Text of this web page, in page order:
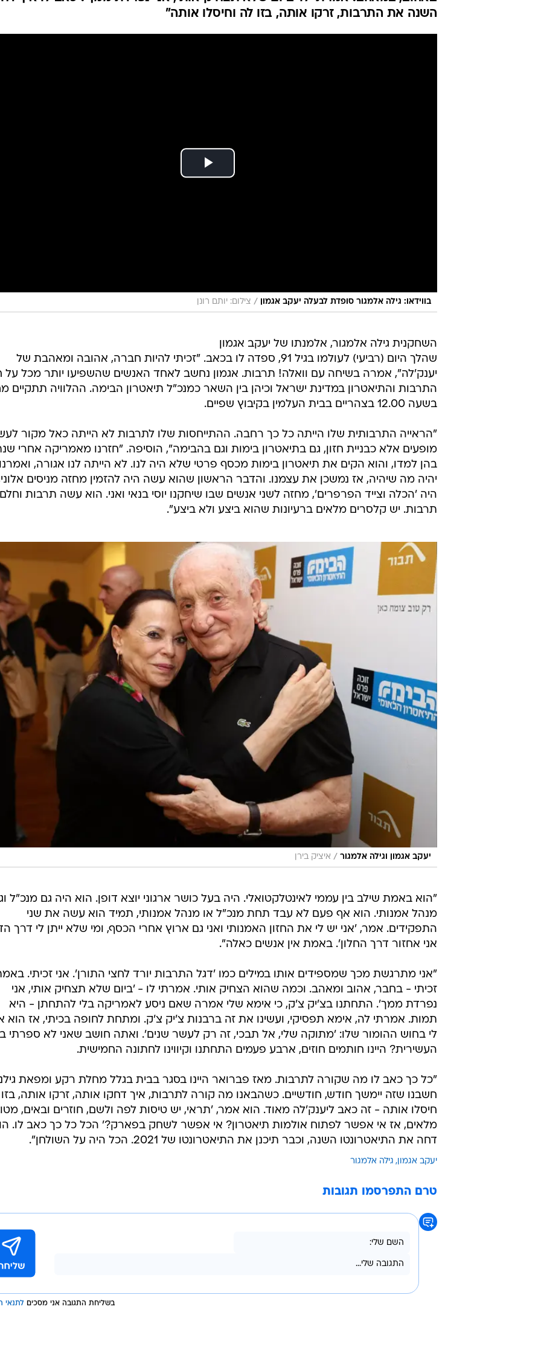
השנה את התרבות, זרקו אותה, בזו לה וחיסלו אותה"
בווידאו: גילה אלמגור סופדת לבעלה יעקב אגמון / צילום: יותם רונן
השחקנית גילה אלמגור, אלמנתו של יעקב אגמון
שהלך היום (רביעי) לעולמו בגיל 91, ספדה לו בכאב. "זכיתי להיות חברה, אהובה ומאהבת של
יענק'לה", אמרה בשיחה עם וואלה! תרבות. אגמון נחשב לאחד האנשים שהשפיעו יותר מכל על
התרבות והתיאטרון במדינת ישראל וכיהן בין השאר כמנכ"ל תיאטרון הבימה. ההלוויה תתקיים
בשעה 12.00 בצהריים בבית העלמין בקיבוץ שפיים.
"הראייה התרבותית שלו הייתה כל כך רחבה. ההתייחסות שלו לתרבות לא הייתה כאל מקור
מופעים אלא כבניית חזון, גם בתיאטרון בימות וגם בהבימה", הוסיפה. "חזרנו מאמריקה אחרי
בהן למדו, והוא הקים את תיאטרון בימות מכסף פרטי שלא היה לנו. לא הייתה לנו אגורה,
יהיה מה שיהיה, אז נמשכן את עצמנו. והדבר הראשון שהוא עשה היה להזמין מחזה מניסים
היה 'הכלה וצייד הפרפרים', מחזה לשני אנשים שבו שיחקנו יוסי בנאי ואני. הוא עשה תרבות וחלם
תרבות. יש קלסרים מלאים ברעיונות שהוא ביצע ולא ביצע".
יעקב אגמון וגילה אלמגור / איציק בירן
"הוא באמת שילב בין עממי לאינטלקטואלי. היה בעל כושר ארגוני יוצא דופן. הוא היה גם מנכ"ל
מנהל אמנותי. הוא אף פעם לא עבד תחת מנכ"ל או מנהל אמנותי, תמיד הוא עשה את שני
התפקידים. אמר, 'אני יש לי את החזון האמנותי ואני גם ארוץ אחרי הכסף, ומי שלא ייתן לי דרך
אני אחזור דרך החלון'. באמת אין אנשים כאלה".
"אני מתרגשת מכך שמספידים אותו במילים כמו 'דגל התרבות יורד לחצי התורן'. אני זכיתי.
זכיתי - בחבר, אהוב ומאהב. וכמה שהוא הצחיק אותי. אמרתי לו - 'ביום שלא תצחיק אותי, אני
נפרדת ממך'. התחתנו בצ'יק צ'ק, כי אימא שלי אמרה שאם ניסע לאמריקה בלי להתחתן - היא
תמות. אמרתי לה, אימא תפסיקי, ועשינו את זה ברבנות צ'יק צ'ק. ומתחת לחופה בכיתי, אז הוא
לי בחוש ההומור שלו: 'מתוקה שלי, אל תבכי, זה רק לעשר שנים'. ואתה חושב שאני לא ספרתי
העשירית? היינו חותמים חוזים, ארבע פעמים התחתנו וקיווינו לחתונה החמישית.
"כל כך כאב לו מה שקורה לתרבות. מאז פברואר היינו בסגר בבית בגלל מחלת רקע ומפאת
חשבנו שזה יימשך חודש, חודשיים. כשהבאנו מה קורה לתרבות, איך דחקו אותה, זרקו אותה,
חיסלו אותה - זה כאב ליענק'לה מאוד. הוא אמר, 'תראי, יש טיסות לפה ולשם, חוזרים ובאים,
מלאים, אז אי אפשר לפתוח אולמות תיאטרון? אי אפשר לשחק בפארק?' הכל כל כך כאב לו.
דחה את התיאטרונטו השנה, וכבר תיכנן את התיאטרונטו של 2021. הכל היה על השולחן".
יעקב אגמון גילה אלמגור
טרם התפרסמו תגובות
בשליחת התגובה אני מסכים לתנאי